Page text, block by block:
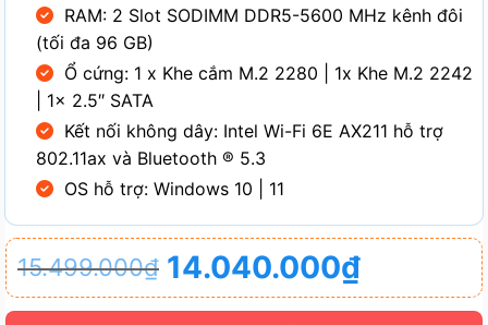
RAM: 2 Slot SODIMM DDR5-5600 MHz kênh đôi
(tối đa 96 GB)
Ổ cứng: 1 x Khe cắm M.2 2280 | 1x Khe M.2 2242
| 1x 2.5″ SATA
Kết nối không dây: Intel Wi-Fi 6E AX211 hỗ trợ
802.11ax và Bluetooth ® 5.3
OS hỗ trợ: Windows 10 | 11
15.499.000₫
Giá
gốc
14.040.000₫
Giá
hiện